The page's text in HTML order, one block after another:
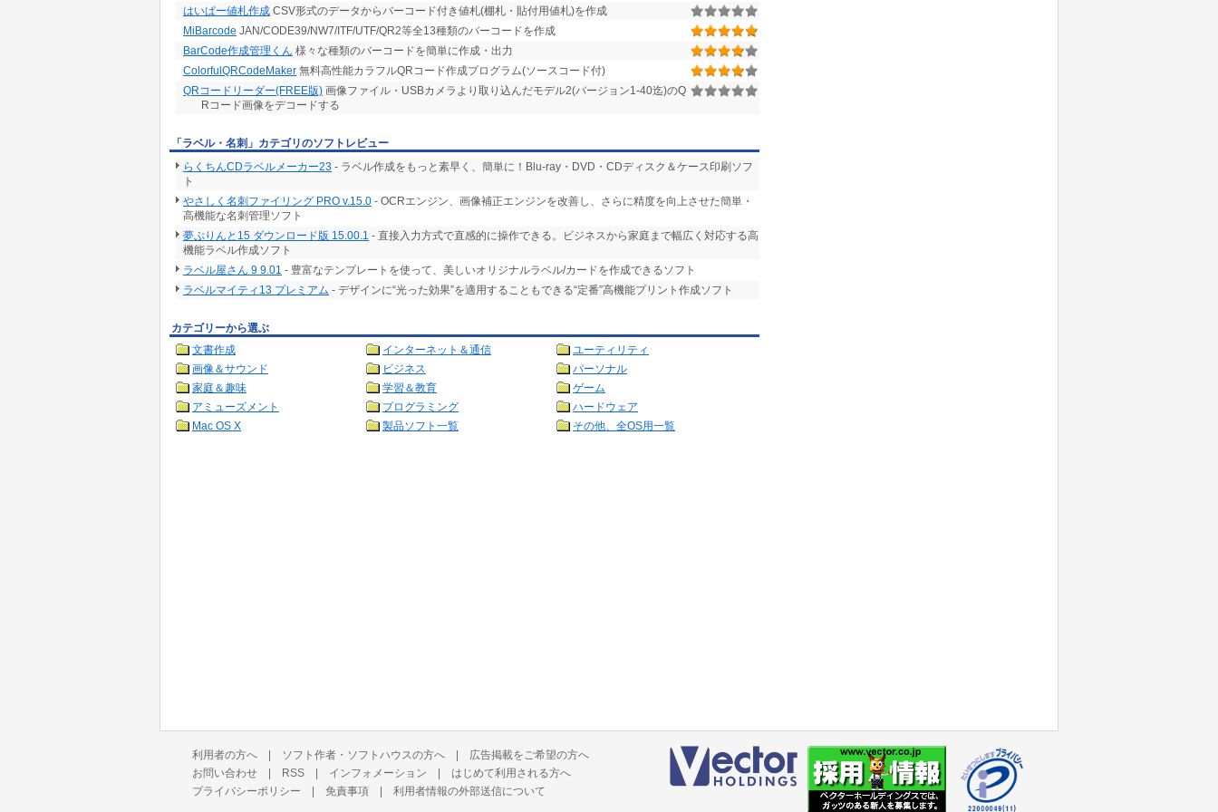
はいぱー値札作成 CSV形式のデータからバーコード付き値札(棚札・貼付用値札)を作成
MiBarcode JAN/CODE39/NW7/ITF/UTF/QR2等全13種類のバーコードを作成
BarCode作成管理くん 様々な種類のバーコードを簡単に作成・出力
ColorfulQRCodeMaker 無料高性能カラフルQRコード作成プログラム(ソースコード付)
QRコードリーダー(FREE版) 画像ファイル・USBカメラより取り込んだモデル2(バージョン1-40迄)のQ
Rコード画像をデコードする
「ラベル・名刺」カテゴリのソフトレビュー
らくちんCDラベルメーカー23 - ラベル作成をもっと素早く、簡単に！Blu-ray・DVD・CDディスク＆ケース印刷ソフ
ト
やさしく名刺ファイリング PRO v.15.0 - OCRエンジン、画像補正エンジンを改善し、さらに精度を向上させた簡単・
高機能な名刺管理ソフト
夢ぷりんと15 ダウンロード版 15.00.1 - 直接入力方式で直感的に操作できる。ビジネスから家庭まで幅広く対応する高
機能ラベル作成ソフト
ラベル屋さん 9 9.01 - 豊富なテンプレートを使って、美しいオリジナルラベル/カードを作成できるソフト
ラベルマイティ13 プレミアム - デザインに“光った効果”を適用することもできる“定番”高機能プリント作成ソフト
カテゴリーから選ぶ
文書作成
インターネット＆通信
ユーティリティ
画像＆サウンド
ビジネス
パーソナル
家庭＆趣味
学習＆教育
ゲーム
アミューズメント
プログラミング
ハードウェア
Mac OS X
製品ソフト一覧 その他、全OS用一覧
利用者の方へ | ソフト作者・ソフトハウスの方へ | 広告掲載をご希望の方へ
お問い合わせ | RSS | インフォメーション | はじめて利用される方へ
プライバシーポリシー | 免責事項 | 利用者情報の外部送信について